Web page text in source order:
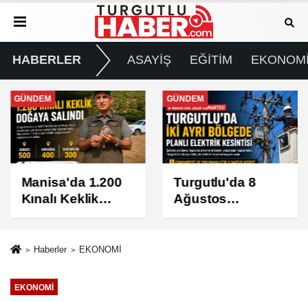
HABERLER ASAYİŞ EĞİTİM
GÜNDEM
Manisa'da 1.200
Kınalı Keklik
Doğaya Salındı
GÜNDEM
Turgutlu'da 8
Ağustos
Cumartesi Günü
Haberler EKONOMİ
EKONOMİ